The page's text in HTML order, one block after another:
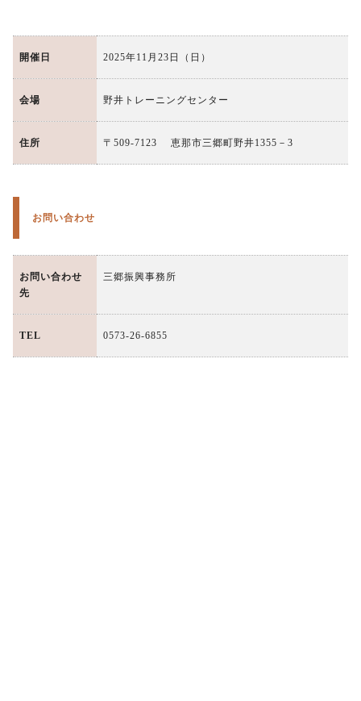
開催日 2025年11月23日（日）
会場 野井トレーニングセンター
住所 〒509-7123 恵那市三郷町野井1355－3
お問い合わせ
お問い合わせ
先
三郷振興事務所
TEL 0573-26-6855